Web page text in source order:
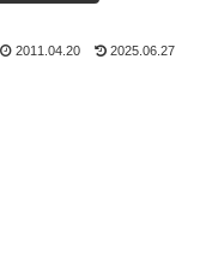
2011.04.20 2025.06.27